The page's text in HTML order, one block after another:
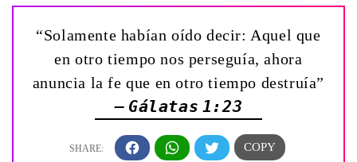
“Solamente habían oído decir: Aquel que
en otro tiempo nos perseguía, ahora
anuncia la fe que en otro tiempo destruía”
— Gálatas 1:23